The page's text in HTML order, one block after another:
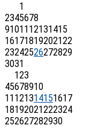
1
2345678
91011 12131415
16171819202122
23242526272829
3031
123
45678910
11 121314151617
18192021222324
252627282930